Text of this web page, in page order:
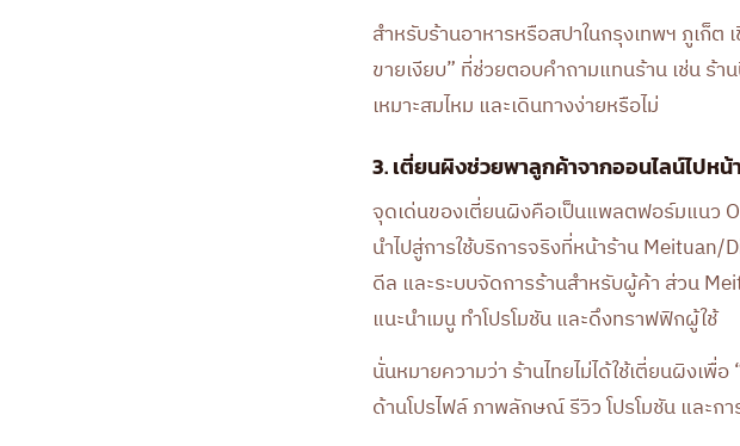
สำหรับร้านอาหารหรือสปาในกรุงเทพฯ ภูเก็
ขายเงียบ” ที่ช่วยตอบคำถามแทนร้าน เช่น ร้
เหมาะสมไหม และเดินทางง่ายหรือไม่
3. เตี่ยนผิงช่วยพาลูกค้าจากออนไลน์ไปหน้
จุดเด่นของเตี่ยนผิงคือเป็นแพลตฟอร์มแนว
นำไปสู่การใช้บริการจริงที่หน้าร้าน
ดีล และระบบจัดการร้านสำหรับผู้ค้า ส่วน
แนะนำเมนู ทำโปรโมชัน และดึงทราฟฟิกผู้ใช้
นั่นหมายความว่า ร้านไทยไม่ได้ใช้เตี่ยนผิงเพื่
ด้านโปรไฟล์ ภาพลักษณ์ รีวิว โปรโมชัน และ